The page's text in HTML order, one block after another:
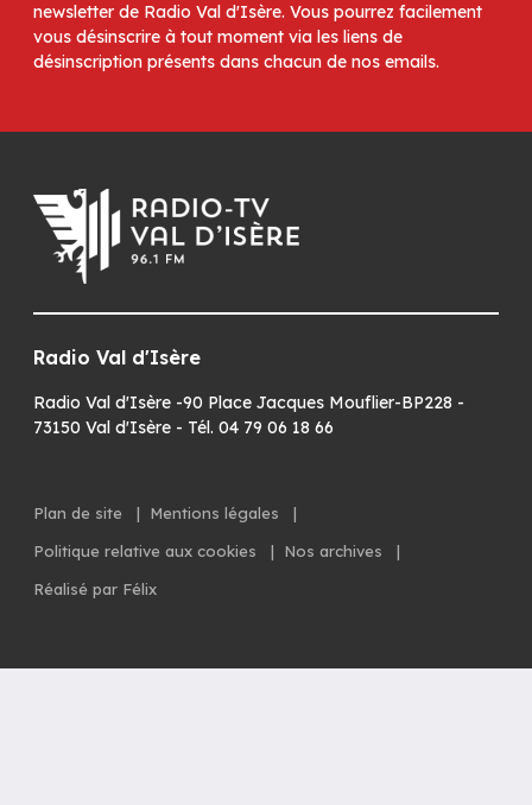
newsletter de Radio Val d'Isère. Vous pourrez facilement
vous désinscrire à tout moment via les liens de
désinscription présents dans chacun de nos emails.
Radio Val d'Isère
Radio Val d'Isère -90 Place Jacques Mouflier-BP228 -
73150 Val d'Isère - Tél. 04 79 06 18 66
Plan de site | Mentions légales
|
Politique relative aux cookies
| Nos archives
|
Réalisé par Félix